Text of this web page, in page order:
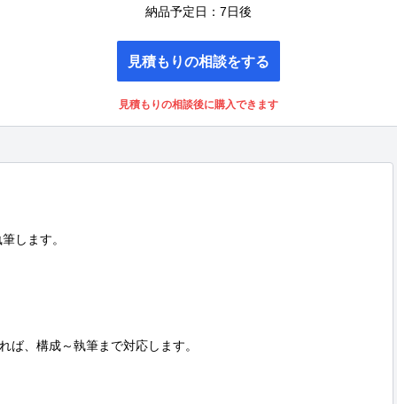
納品予定日：7日後
見積もりの相談をする
見積もりの相談後に購入できます
します。
ば、構成～執筆まで対応します。